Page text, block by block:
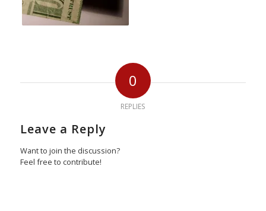
0
REPLIES
Leave a Reply
Want to join the discussion?
Feel free to contribute!